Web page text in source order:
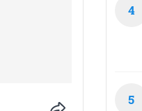
4
5